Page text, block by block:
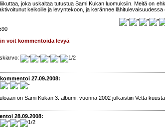
joka uskaltaa tutustua Sami Kukan luomuksiin. Meitä on
keikoille ja levyntekoon, ja kerännee lähitulevaisuudessa
voit kommentoida levyä
27.09.2008:
on Sami Kukan 3. albumi. vuonna 2002 julkaistiin Vettä
28.09.2008: